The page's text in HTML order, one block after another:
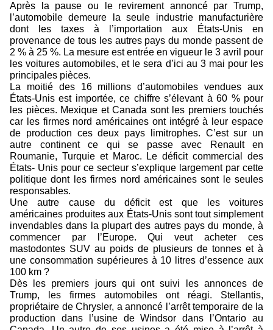
Après la pause ou le revirement annoncé par Trump,
l’automobile demeure la seule industrie manufacturière
dont les taxes à l’importation aux États-Unis en
provenance de tous les autres pays du monde passent de
2 % à 25 %. La mesure est entrée en vigueur le 3 avril pour
les voitures automobiles, et le sera d’ici au 3 mai pour les
principales pièces.
La moitié des 16 millions d’automobiles vendues aux
États-Unis est importée, ce chiffre s’élevant à 60 % pour
les pièces. Mexique et Canada sont les premiers touchés
car les firmes nord américaines ont intégré à leur espace
de production ces deux pays limitrophes. C’est sur un
autre continent ce qui se passe avec Renault en
Roumanie, Turquie et Maroc. Le déficit commercial des
États- Unis pour ce secteur s’explique largement par cette
politique dont les firmes nord américaines sont le seules
responsables.
Une autre cause du déficit est que les voitures
américaines produites aux États-Unis sont tout simplement
invendables dans la plupart des autres pays du monde, à
commencer par l’Europe. Qui veut acheter ces
mastodontes SUV au poids de plusieurs de tonnes et à
une consommation supérieures à 10 litres d’essence aux
100 km ?
Dès les premiers jours qui ont suivi les annonces de
Trump, les firmes automobiles ont réagi. Stellantis,
propriétaire de Chrysler, a annoncé l’arrêt temporaire de la
production dans l’usine deWindsor dans l’Ontario au